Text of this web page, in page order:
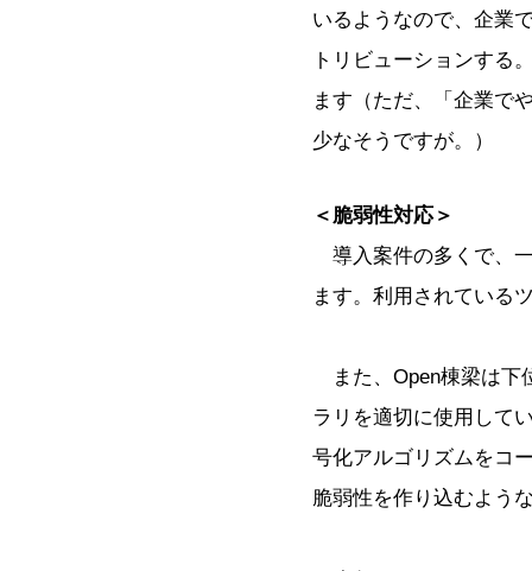
いるようなので、企業
トリビューションする
ます（ただ、「企業で
少なそうですが。）
＜脆弱性対応＞
導入案件の多くで、
ます。利用されている
また、Open棟梁は下
ラリを適切に使用して
号化アルゴリズムをコ
脆弱性を作り込むよう